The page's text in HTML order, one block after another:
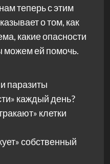
теперь с этим
о том, как
какие опасности
можем ей помочь.
паразиты
каждый день?
клетки
собственный